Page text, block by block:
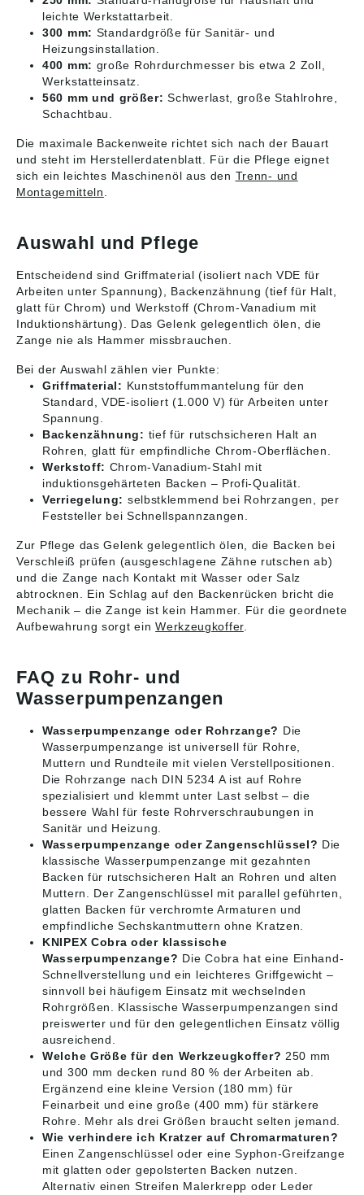
leichte Werkstattarbeit.
300 mm: Standardgröße für Sanitär- und
Heizungsinstallation.
400 mm: große Rohrdurchmesser bis etwa 2 Zoll,
Werkstatteinsatz.
560 mm und größer: Schwerlast, große Stahlrohre,
Schachtbau.
Die maximale Backenweite richtet sich nach der Bauart
und steht im Herstellerdatenblatt. Für die Pflege eignet
sich ein leichtes Maschinenöl aus den Trenn- und
Montagemitteln
Auswahl und Pflege
Entscheidend sind Griffmaterial (isoliert nach VDE für
Arbeiten unter Spannung), Backenzähnung (tief für Halt,
glatt für Chrom) und Werkstoff (Chrom-Vanadium mit
Induktionshärtung). Das Gelenk gelegentlich ölen, die
Zange nie als Hammer missbrauchen.
Bei der Auswahl zählen vier Punkte:
Griffmaterial: Kunststoffummantelung für den
Standard, VDE-isoliert (1.000 V) für Arbeiten unter
Spannung.
Backenzähnung: tief für rutschsicheren Halt an
Rohren, glatt für empfindliche Chrom-Oberflächen.
Werkstoff: Chrom-Vanadium-Stahl mit
induktionsgehärteten Backen – Profi-Qualität.
Verriegelung: selbstklemmend bei Rohrzangen, per
Feststeller bei Schnellspannzangen.
Zur Pflege das Gelenk gelegentlich ölen, die Backen bei
Verschleiß prüfen (ausgeschlagene Zähne rutschen ab)
und die Zange nach Kontakt mit Wasser oder Salz
abtrocknen. Ein Schlag auf den Backenrücken bricht die
Mechanik – die Zange ist kein Hammer. Für die geordnete
Aufbewahrung sorgt einWerkzeugkoffer.
FAQ zu Rohr- und
Wasserpumpenzangen
Wasserpumpenzange oder Rohrzange? Die
Wasserpumpenzange ist universell für Rohre,
Muttern und Rundteile mit vielen Verstellpositionen.
Die Rohrzange nach DIN 5234 A ist auf Rohre
spezialisiert und klemmt unter Last selbst – die
bessere Wahl für feste Rohrverschraubungen in
Sanitär und Heizung.
Wasserpumpenzange oder Zangenschlüssel? Die
klassische Wasserpumpenzange mit gezahnten
Backen für rutschsicheren Halt an Rohren und alten
Muttern. Der Zangenschlüssel mit parallel geführten,
glatten Backen für verchromte Armaturen und
empfindliche Sechskantmuttern ohne Kratzen.
KNIPEX Cobra oder klassische
Wasserpumpenzange? Die Cobra hat eine Einhand-
Schnellverstellung und ein leichteres Griffgewicht –
sinnvoll bei häufigem Einsatz mit wechselnden
Rohrgrößen. Klassische Wasserpumpenzangen sind
preiswerter und für den gelegentlichen Einsatz völlig
ausreichend.
Welche Größe für den Werkzeugkoffer? 250 mm
und 300 mm decken rund 80 % der Arbeiten ab.
Ergänzend eine kleine Version (180 mm) für
Feinarbeit und eine große (400 mm) für stärkere
Rohre. Mehr als drei Größen braucht selten jemand.
Wie verhindere ich Kratzer auf Chromarmaturen?
Einen Zangenschlüssel oder eine Syphon-Greifzange
mit glatten oder gepolsterten Backen nutzen.
Alternativ einen Streifen Malerkrepp oder Leder